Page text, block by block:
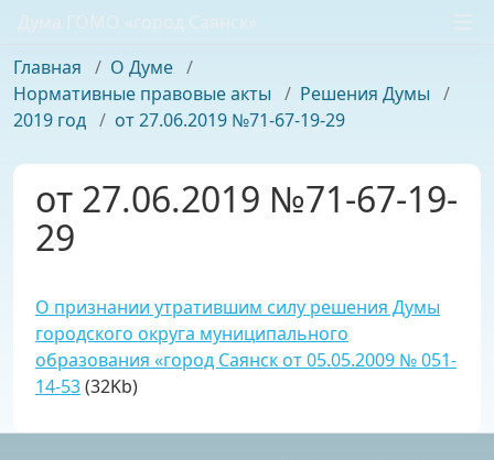
Дума ГОМО «город Саянск»
Главная / О Думе /
Нормативные правовые акты / Решения Думы /
2019 год / от 27.06.2019 №71-67-19-29
от 27.06.2019 №71-67-19-
29
О признании утратившим силу решения Думы
городского округа муниципального
образования «город Саянск от 05.05.2009 № 051-
14-53(32Kb)